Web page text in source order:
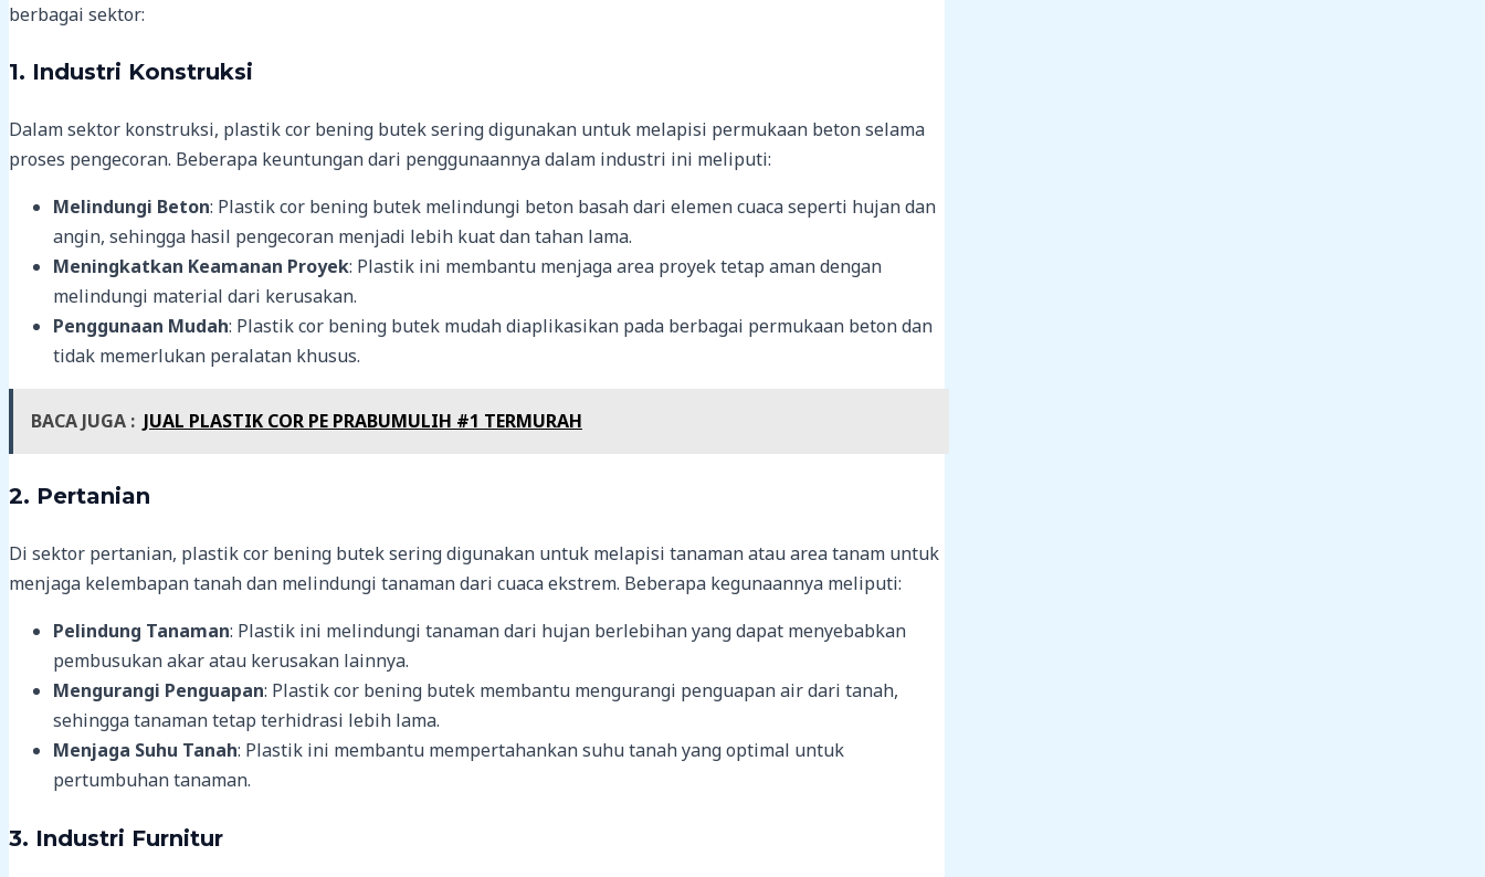
berbagai sektor:
1. Industri Konstruksi
Dalam sektor konstruksi, plastik cor bening butek sering digunakan untuk melapisi permukaan beton selama
proses pengecoran. Beberapa keuntungan dari penggunaannya dalam industri ini meliputi:
Melindungi Beton: Plastik cor bening butek melindungi beton basah dari elemen cuaca seperti hujan dan
angin, sehingga hasil pengecoran menjadi lebih kuat dan tahan lama.
Meningkatkan Keamanan Proyek: Plastik ini membantu menjaga area proyek tetap aman dengan
melindungi material dari kerusakan.
Penggunaan Mudah: Plastik cor bening butek mudah diaplikasikan pada berbagai permukaan beton dan
tidak memerlukan peralatan khusus.
BACA JUGA : JUAL PLASTIK COR PE PRABUMULIH #1 TERMURAH
2. Pertanian
Di sektor pertanian, plastik cor bening butek sering digunakan untuk melapisi tanaman atau area tanam untuk
menjaga kelembapan tanah dan melindungi tanaman dari cuaca ekstrem. Beberapa kegunaannya meliputi:
Pelindung Tanaman: Plastik ini melindungi tanaman dari hujan berlebihan yang dapat menyebabkan
pembusukan akar atau kerusakan lainnya.
Mengurangi Penguapan: Plastik cor bening butek membantu mengurangi penguapan air dari tanah,
sehingga tanaman tetap terhidrasi lebih lama.
Menjaga Suhu Tanah: Plastik ini membantu mempertahankan suhu tanah yang optimal untuk
pertumbuhan tanaman.
3. Industri Furnitur